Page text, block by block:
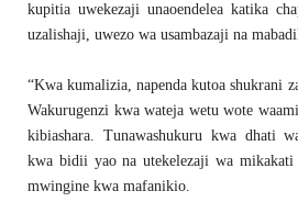
kupitia uwekezaji unaoendelea katika
uzalishaji, uwezo wa usambazaji na
“Kwa kumalizia, napenda kutoa shukrani
Wakurugenzi kwa wateja wetu wote
kibiashara. Tunawashukuru kwa dhati
kwa bidii yao na utekelezaji wa mikakati
mwingine kwa mafanikio.